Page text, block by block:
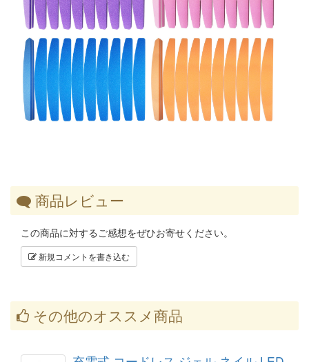
商品レビュー
この商品に対するご感想をぜひお寄せください。
新規コメントを書き込む
その他のオススメ商品